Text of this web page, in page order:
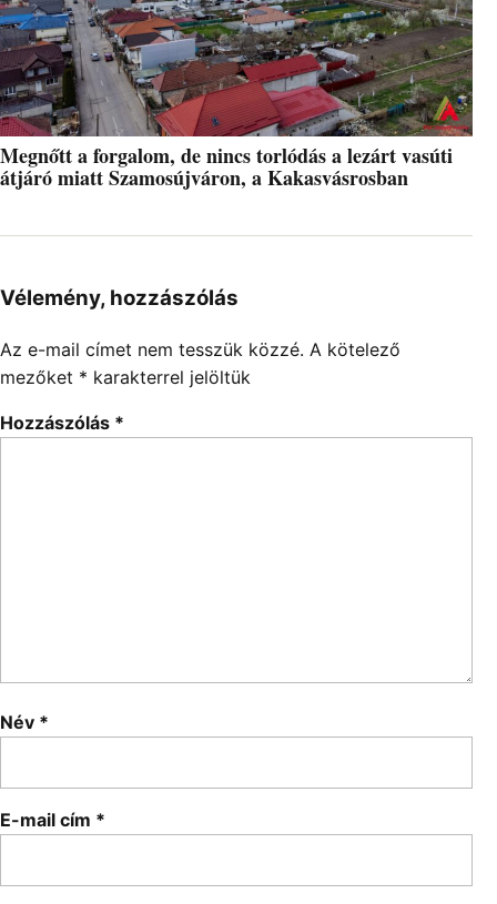
Megnőtt a forgalom, de nincs torlódás a lezárt vasúti
átjáró miatt Szamosújváron, a Kakasvásrosban
Vélemény, hozzászólás
Az e-mail címet nem tesszük közzé. A kötelező
mezőket * karakterrel jelöltük
Hozzászólás *
Név *
E-mail cím *